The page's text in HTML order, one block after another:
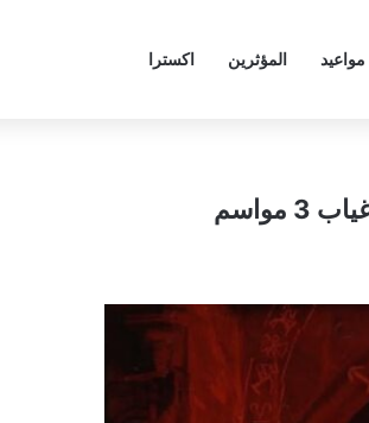
مواعيد المؤثرين اكسترا